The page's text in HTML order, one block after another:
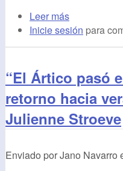
Leer más
Inicie sesión para
“El Ártico pasó
retorno hacia
Julienne Stroeve
Enviado porJano Navarro